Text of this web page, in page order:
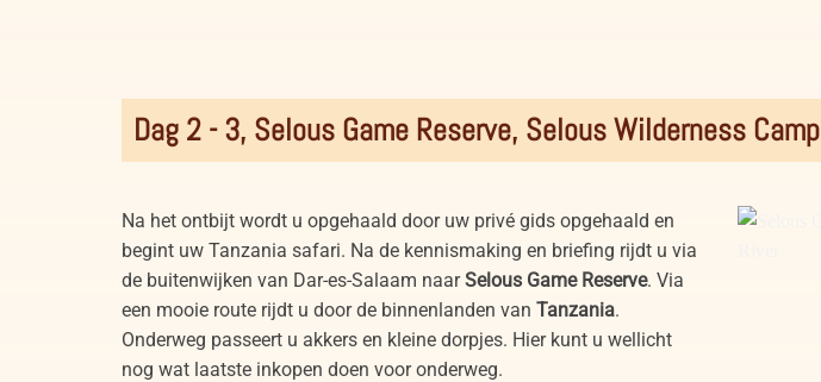
Dag 2 - 3, Selous Game Reserve, Selous Wilderness Camp
Na het ontbijt wordt u opgehaald door uw privé gids opgehaald en
begint uw Tanzania safari. Na de kennismaking en briefing rijdt u via
de buitenwijken van Dar-es-Salaam naarSelous Game Reserve. Via
een mooie route rijdt u door de binnenlanden van Tanzania.
Onderweg passeert u akkers en kleine dorpjes. Hier kunt u wellicht
nog wat laatste inkopen doen voor onderweg.